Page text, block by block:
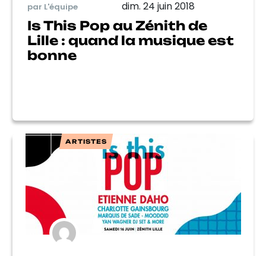
par L'équipe dim. 24 juin 2018
Is This Pop au Zénith de
Lille : quand la musique est
bonne
ARTISTES